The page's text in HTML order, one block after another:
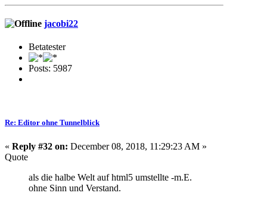
jacobi22
Betatester
Posts: 5987
Re: Editor ohne Tunnelblick
« Reply #32 on: December 08, 2018, 11:29:23 AM »
Quote
als die halbe Welt auf html5 umstellte -m.E.
ohne Sinn und Verstand.